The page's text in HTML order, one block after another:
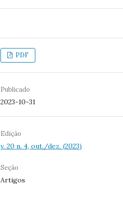
PDF
Publicado
2023-10-31
Edição
v. 20 n. 4, out./dez. (2023)
Seção
Artigos